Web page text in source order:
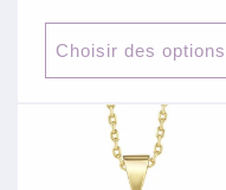
Choisir des options